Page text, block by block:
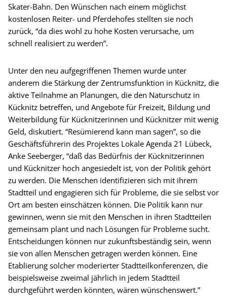
Skater-Bahn. Den Wünschen nach einem möglichst
kostenlosen Reiter- und Pferdehofes stellten sie noch
zurück, “da dies wohl zu hohe Kosten verursache, um
schnell realisiert zu werden”.
Unter den neu aufgegriffenen Themen wurde unter
anderem die Stärkung der Zentrumsfunktion in Kücknitz, die
aktive Teilnahme an Planungen, die den Naturschutz in
Kücknitz betreffen, und Angebote für Freizeit, Bildung und
Weiterbildung für Kücknitzerinnen und Kücknitzer mit wenig
Geld, diskutiert. “Resümierend kann man sagen”, so die
Geschäftsführerin des Projektes Lokale Agenda 21 Lübeck,
Anke Seeberger, “daß das Bedürfnis der Kücknitzerinnen
und Kücknitzer hoch angesiedelt ist, von der Politik gehört
zu werden. Die Menschen identifizieren sich mit ihrem
Stadtteil und engagieren sich für Probleme, die sie selbst vor
Ort am besten einschätzen können. Die Politik kann nur
gewinnen, wenn sie mit den Menschen in ihren Stadtteilen
gemeinsam plant und nach Lösungen für Probleme sucht.
Entscheidungen können nur zukunftsbeständig sein, wenn
sie von allen Menschen getragen werden können. Eine
Etablierung solcher moderierter Stadtteilkonferenzen, die
beispielsweise zweimal jährlich in jedem Stadtteil
durchgeführt werden könnten, wären wünschenswert.”